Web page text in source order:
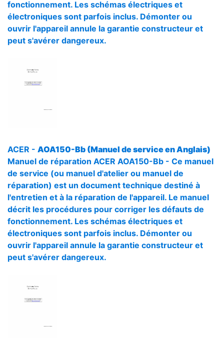
fonctionnement. Les schémas électriques et
électroniques sont parfois inclus. Démonter ou
ouvrir l'appareil annule la garantie constructeur et
peut s'avérer dangereux.
ACER - AOA150-Bb (Manuel de service en Anglais)
Manuel de réparation ACER AOA150-Bb - Ce manuel
de service (ou manuel d'atelier ou manuel de
réparation) est un document technique destiné à
l'entretien et à la réparation de l'appareil. Le manuel
décrit les procédures pour corriger les défauts de
fonctionnement. Les schémas électriques et
électroniques sont parfois inclus. Démonter ou
ouvrir l'appareil annule la garantie constructeur et
peut s'avérer dangereux.